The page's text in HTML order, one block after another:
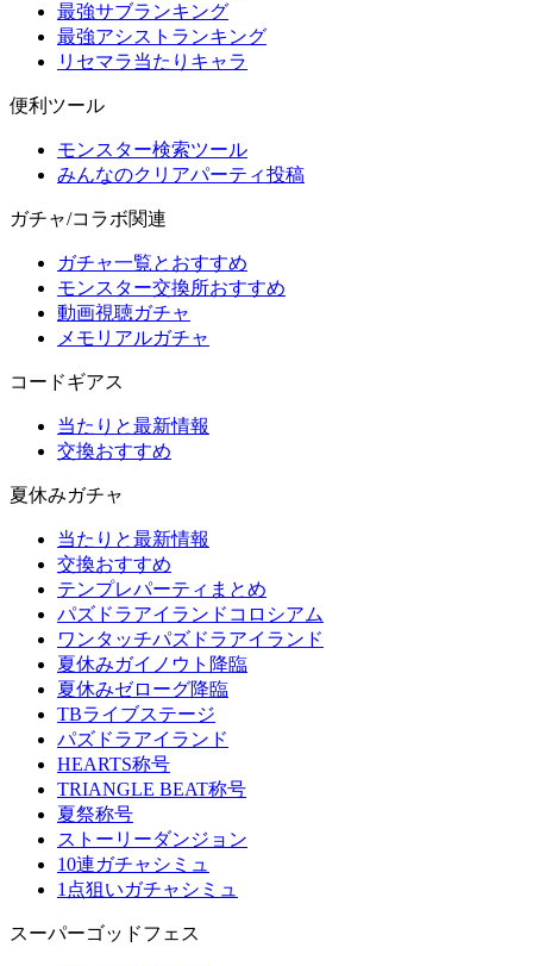
最強サブランキング
最強アシストランキング
リセマラ当たりキャラ
便利ツール
モンスター検索ツール
みんなのクリアパーティ投稿
ガチャ/コラボ関連
ガチャ一覧とおすすめ
モンスター交換所おすすめ
動画視聴ガチャ
メモリアルガチャ
コードギアス
当たりと最新情報
交換おすすめ
夏休みガチャ
当たりと最新情報
交換おすすめ
テンプレパーティまとめ
パズドラアイランドコロシアム
ワンタッチパズドラアイランド
夏休みガイノウト降臨
夏休みゼローグ降臨
TBライブステージ
パズドラアイランド
HEARTS称号
TRIANGLE BEAT称号
夏祭称号
ストーリーダンジョン
10連ガチャシミュ
1点狙いガチャシミュ
スーパーゴッドフェス